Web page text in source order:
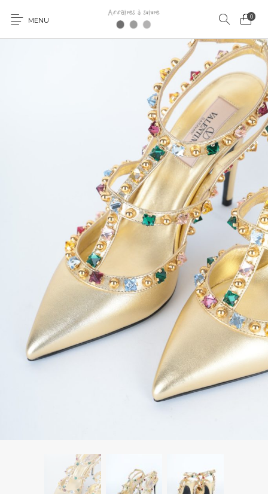
MENU 0